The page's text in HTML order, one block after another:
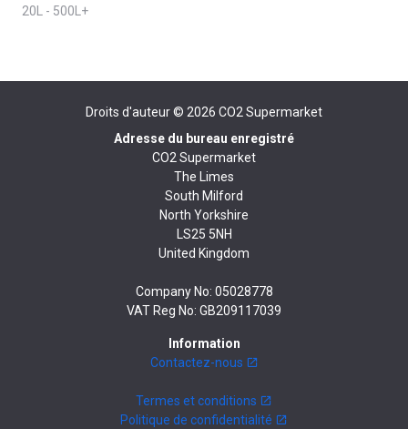
20L - 500L+
Droits d'auteur © 2026 CO2 Supermarket
Adresse du bureau enregistré
CO2 Supermarket
The Limes
South Milford
North Yorkshire
LS25 5NH
United Kingdom
Company No: 05028778
VAT Reg No: GB209117039
Information
Contactez-nous
Termes et conditions
Politique de confidentialité